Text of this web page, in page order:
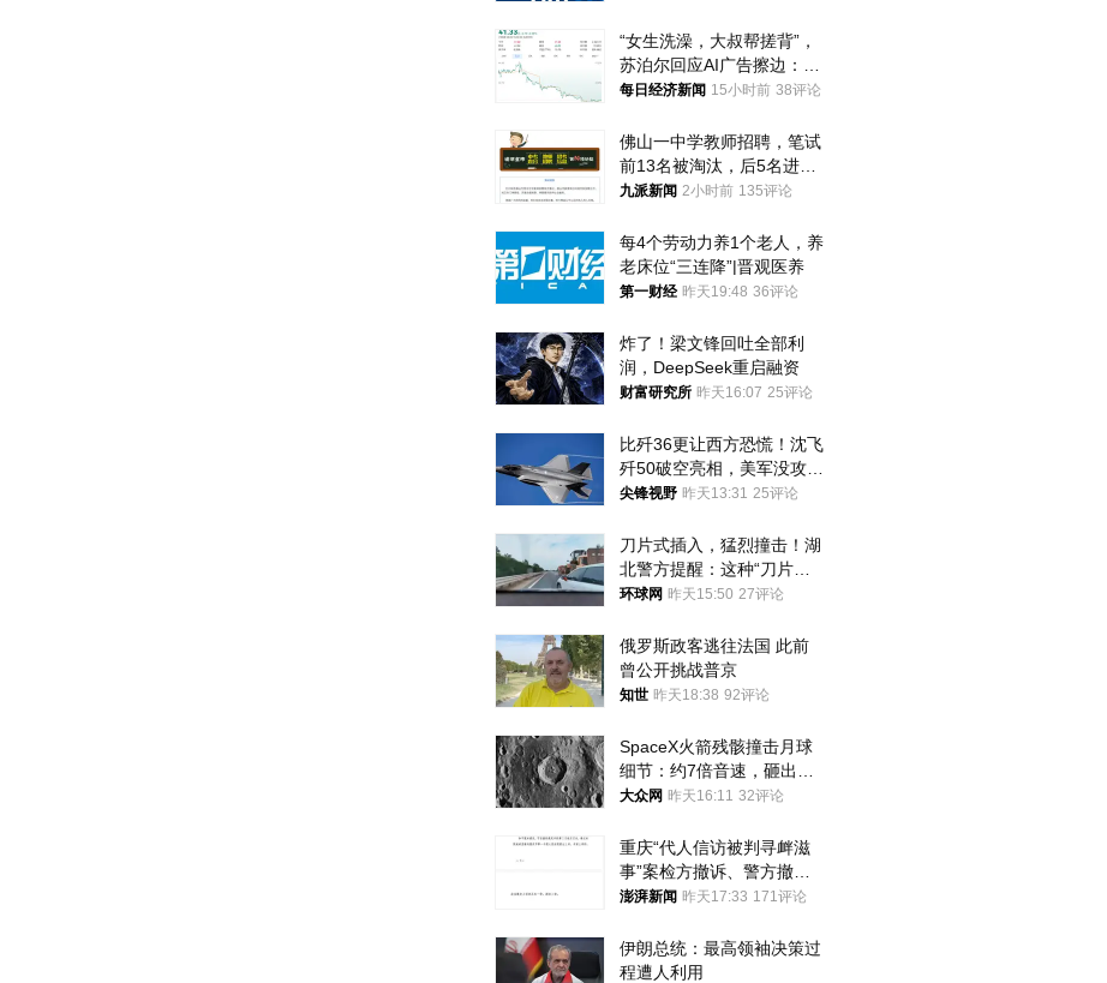
“女生洗澡，大叔帮搓背”，
苏泊尔回应AI广告擦边：视
频全下架，已强化内容管理
每日经济新闻 15小时前 38评论
佛山一中学教师招聘，笔试
前13名被淘汰，后5名进体
检，被疑萝卜岗，官方通
九派新闻 2小时前 135评论
每4个劳动力养1个老人，养
老床位“三连降”|晋观医养
第一财经 昨天19:48 36评论
炸了！梁文锋回吐全部利
润，DeepSeek重启融资
财富研究所 昨天16:07 25评论
比歼36更让西方恐慌！沈飞
歼50破空亮相，美军没攻克
的技术被拿下
尖锋视野 昨天13:31 25评论
刀片式插入，猛烈撞击！湖
北警方提醒：这种“刀片超
车”，太危险了
环球网 昨天15:50 27评论
俄罗斯政客逃往法国 此前
曾公开挑战普京
知世 昨天18:38 92评论
SpaceX火箭残骸撞击月球
细节：约7倍音速，砸出直
径约30米撞击坑
大众网 昨天16:11 32评论
重庆“代人信访被判寻衅滋
事”案检方撤诉、警方撤
案，两被告人获国赔
澎湃新闻 昨天17:33 171评论
伊朗总统：最高领袖决策过
程遭人利用